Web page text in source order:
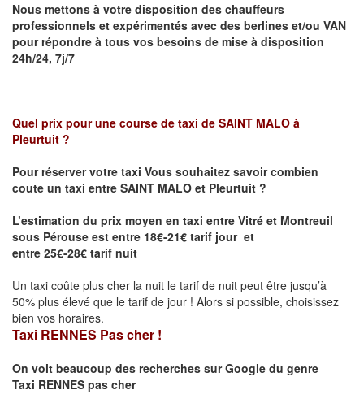
Nous mettons à votre disposition des chauffeurs
professionnels et expérimentés avec des berlines et/ou VAN
pour répondre à tous vos besoins de mise à disposition
24h/24, 7j/7
Quel prix pour une course de taxi de SAINT MALO à
Pleurtuit ?
Pour réserver votre taxi Vous souhaitez savoircombien
coute un taxi entre SAINT MALO et Pleurtuit ?
L’estimation du prix moyen en taxi entre Vitré et Montreuil
sous Pérouse est entre 18€-21€ tarif jour et
entre 25€-28€ tarif nuit
Un taxi coûte plus cher la nuit le tarif de nuit peut être jusqu’à
50% plus élevé que le tarif de jour ! Alors si possible, choisissez
bien vos horaires.
Taxi RENNES Pas cher !
On voit beaucoup des recherches sur Google du genre
Taxi RENNES pas cher